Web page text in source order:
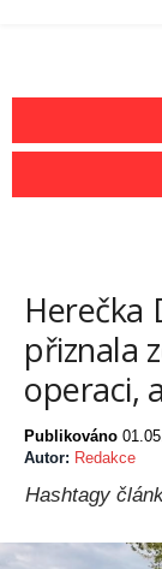
Herečka
přiznala
operaci,
Publikováno
Autor: Redakce
Hashtagy